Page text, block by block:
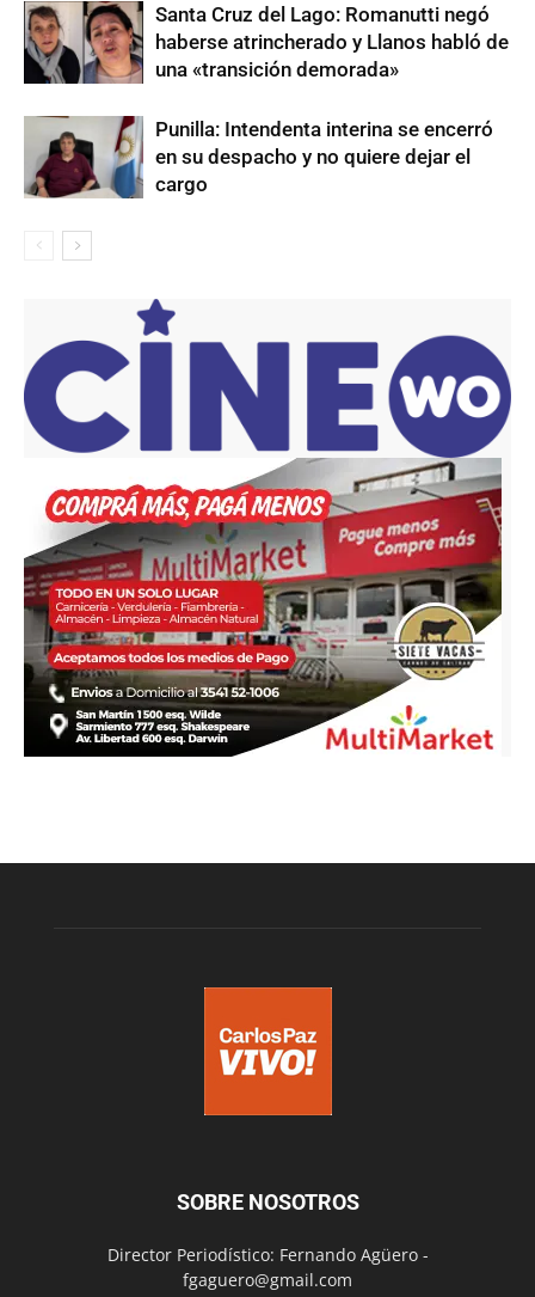
Santa Cruz del Lago: Romanutti negó
haberse atrincherado y Llanos habló de
una «transición demorada»
Punilla: Intendenta interina se encerró
en su despacho y no quiere dejar el
cargo
SOBRE NOSOTROS
Director Periodístico: Fernando Agüero -
fgaguero@gmail.com